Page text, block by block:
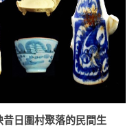
日圍村聚落的民間生